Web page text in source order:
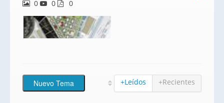
0
0 0
+Leídos +Recientes